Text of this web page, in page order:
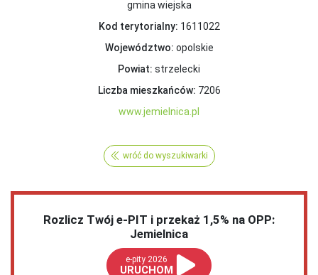
gmina wiejska
Kod terytorialny: 1611022
Województwo: opolskie
Powiat: strzelecki
Liczba mieszkańców: 7206
www.jemielnica.pl
wróć do wyszukiwarki
Rozlicz Twój e-PIT i przekaż 1,5% na OPP:
Jemielnica
e-pity 2026
URUCHOM